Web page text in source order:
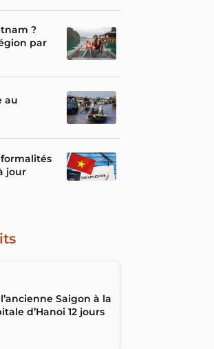
?
par
au
formalités
jour
Saigon à la
d’Hanoi 12 jours